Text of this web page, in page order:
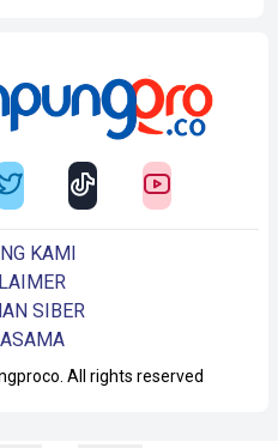
All rights reserved
KAMI
SIBER